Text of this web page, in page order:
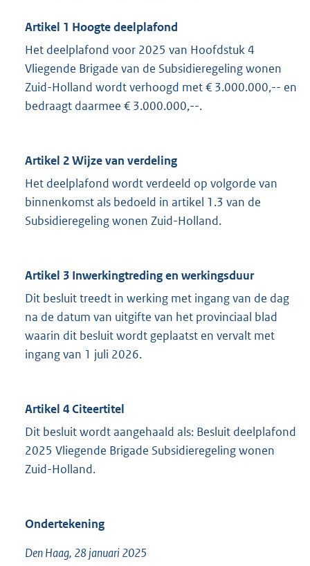
Artikel 1 Hoogte deelplafond
Het deelplafond voor 2025 van Hoofdstuk 4
Vliegende Brigade van de Subsidieregeling wonen
Zuid-Holland wordt verhoogd met € 3.000.000,-- en
bedraagt daarmee € 3.000.000,--.
Artikel 2 Wijze van verdeling
Het deelplafond wordt verdeeld op volgorde van
binnenkomst als bedoeld in artikel 1.3 van de
Subsidieregeling wonen Zuid-Holland.
Artikel 3 Inwerkingtreding en werkingsduur
Dit besluit treedt in werking met ingang van de dag
na de datum van uitgifte van het provinciaal blad
waarin dit besluit wordt geplaatst en vervalt met
ingang van 1 juli 2026.
Artikel 4 Citeertitel
Dit besluit wordt aangehaald als: Besluit deelplafond
2025 Vliegende Brigade Subsidieregeling wonen
Zuid-Holland.
Ondertekening
Den Haag, 28 januari 2025